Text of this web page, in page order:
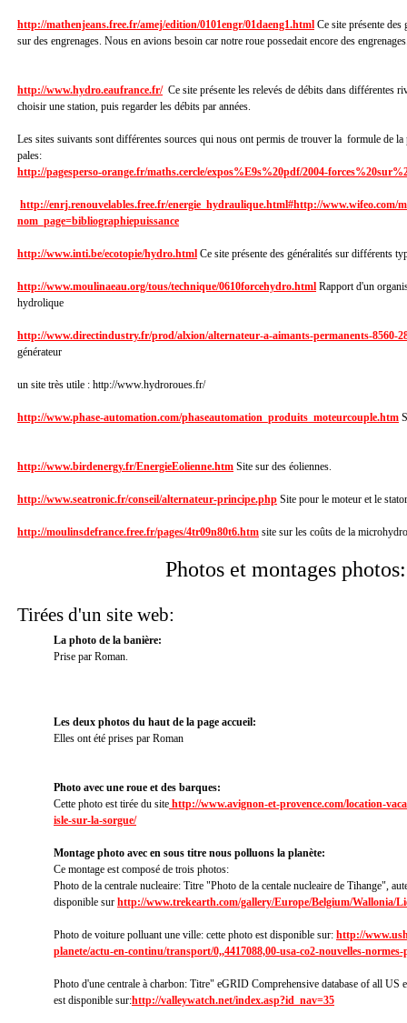
http://mathenjeans.free.fr/amej/edition/0101engr/01daeng1.html Ce site présente des
sur des engrenages. Nous en avions besoin car notre roue possedait encore des
http://www.hydro.eaufrance.fr/Ce site présente les relevés de débits dans différentes
choisir une station, puis regarder les débits par années.
Les sites suivants sont différentes sources qui nous ont permis de trouver la formule de
pales:
http://pagesperso-orange.fr/maths.cercle/expos%E9s%20pdf/2004-
http://enrj.renouvelables.free.fr/energie_hydraulique.html#http://www.wifeo.com/
nom_page=bibliographiepuissance
http://www.inti.be/ecotopie/hydro.html Ce site présente des généralités sur différents
http://www.moulinaeau.org/tous/technique/0610forcehydro.html Rapport d'un
hydrolique
http://www.directindustry.fr/prod/alxion/alternateur-a-aimants-permanents-8560-
générateur
un site très utile : http://www.hydroroues.fr/
http://www.phase-automation.com/phaseautomation_produits_moteurcouple.htm
http://www.birdenergy.fr/EnergieEolienne.htm Site sur des éoliennes.
http://www.seatronic.fr/conseil/alternateur-principe.php Site pour le moteur et le stator
http://moulinsdefrance.free.fr/pages/4tr09n80t6.htm site sur les coûts de la
Photos et montages photos:
Tirées d'un site web:
La photo de la banière:
Prise par Roman.
Les deux photos du haut de la page accueil:
Elles ont été prises par Roman
Photo avec une roue et des barques:
Cette photo est tirée du site http://www.avignon-et-provence.com/location-
isle-sur-la-sorgue/
Montage photo avec en sous titre nous polluons la planète:
Ce montage est composé de trois photos:
Photo de la centrale nucleaire: Titre "Photo de la centale nucleaire de Tihange",
disponible sur http://www.trekearth.com/gallery/Europe/Belgium/Wallonia/
Photo de voiture polluant une ville: cette photo est disponible sur: http://
planete/actu-en-continu/transport/0,,4417088,00-usa-co2-nouvelles-
Photo d'une centrale à charbon: Titre" eGRID Comprehensive database of all US
est disponible sur:http://valleywatch.net/index.asp?id_nav=35